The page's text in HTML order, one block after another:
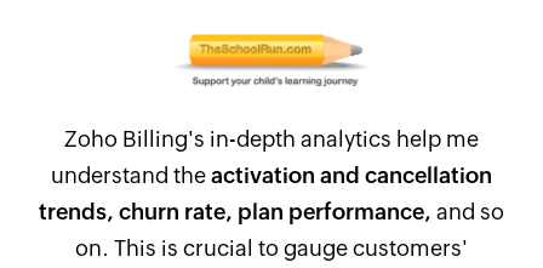
Zoho Billing's in-depth analytics help me
understand theactivation and cancellation
trends, churn rate, plan performance, and so
on. This is crucial to gauge customers'